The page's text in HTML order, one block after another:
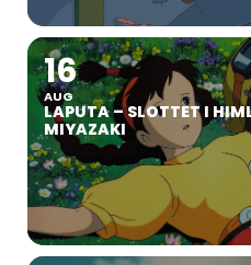
16
AUG
LAPUTA – SLOTTET I
MIYAZAKI